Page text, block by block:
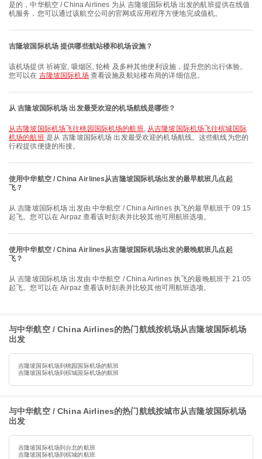
是的，中华航空 / China Airlines 为从 吉隆坡国际机场 出发的航班提供在线值
机服务，您可以通过该航空公司的官网或应用程序方便地完成值机。
吉隆坡国际机场 提供哪些航站楼和机场设施？
该机场提供 祈祷室, 吸烟区, 轮椅 及多种其他便利设施，提升您的出行体验。
您可以在 吉隆坡国际机场查看设施及航站楼布局的详细信息。
从 吉隆坡国际机场 出发最受欢迎的机场航线是哪些？
从吉隆坡国际机场飞往桃园国际机场的航班, 从吉隆坡国际机场飞往槟城国际
机场的航班是从 吉隆坡国际机场 出发最受欢迎的机场航线。这些航线为您的
行程提供便捷的衔接。
使用中华航空 / China Airlines从吉隆坡国际机场出发的最早航班几点起
飞？
从 吉隆坡国际机场 出发由 中华航空 / China Airlines 执飞的最早航班于 09:15
起飞。您可以在 Airpaz 查看该时刻表并比较其他可用航班选项。
使用中华航空 / China Airlines从吉隆坡国际机场出发的最晚航班几点起
飞？
从 吉隆坡国际机场 出发由 中华航空 / China Airlines 执飞的最晚航班于 21:05
起飞。您可以在 Airpaz 查看该时刻表并比较其他可用航班选项。
与中华航空 / China Airlines的热门航线按机场从吉隆坡国际机场
出发
吉隆坡国际机场到桃园国际机场的航班
吉隆坡国际机场到槟城国际机场的航班
与中华航空 / China Airlines的热门航线按城市从吉隆坡国际机场
出发
吉隆坡国际机场到台北的航班
吉隆坡国际机场到槟城的航班